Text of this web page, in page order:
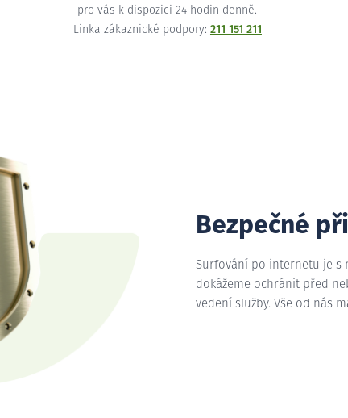
pro vás k dispozici 24 hodin denně.
Linka zákaznické podpory: 211 151 211
Bezpečné
Surfování po internetu je s
dokážeme ochránit před
vedení služby. Vše od nás